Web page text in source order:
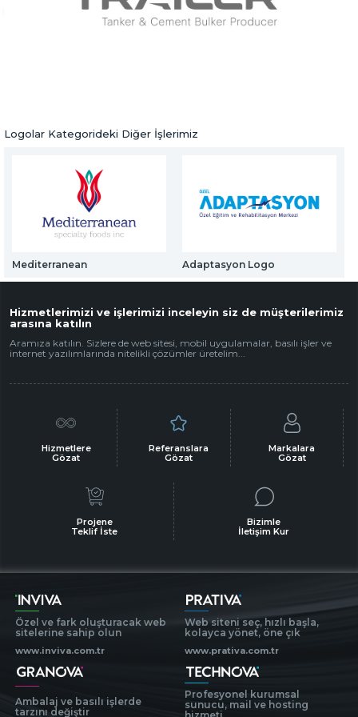
Web Mail Arayüzü
için Tıklayınız
Logolar Kategorideki Diğer İşlerimiz
Mediterranean Adaptasyon Logo
Hizmetlerimizi ve işlerimizi inceleyin siz de müşterilerimiz
arasına katılın
Aramıza katılın. Sizlere de web sitesi, mobil uygulamalar, basılı işler ve
internet yazılımlarında nitelikli çözümler üretelim...
Hizmetlere
Gözat
Referanslara
Gözat
Markalara
Gözat
Projene
Teklif İste
Bizimle
İletişim Kur
Özel ve fark oluşturacak web
sitelerine sahip olun
www.inviva.com.tr
Web siteni seç, hızlı başla,
kolayca yönet, öne çık
www.prativa.com.tr
Ambalaj ve basılı işlerde
tarzını değiştir
Profesyonel kurumsal
sunucu, mail ve hosting